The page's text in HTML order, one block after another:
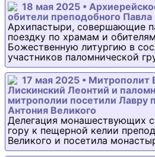
18 мая 2025 •
обители преподобного Павла
Архипастыри, совершающие
поездку по храмам и
Божественную литургию в
участников паломнической
17 мая 2025 • Митрополит
Лискинский Леонтий и
митрополии посетили Лавру
Антония Великого
Делегация монашествующих
гору к пещерной келии
Великого и посетила